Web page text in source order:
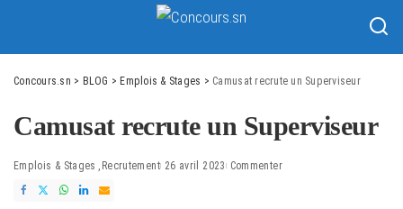
Concours.sn > BLOG > Emplois & Stages > Camusat recrute un Superviseur
Camusat recrute un Superviseur
Emplois & Stages Recrutement 26 avril 2023 Commenter